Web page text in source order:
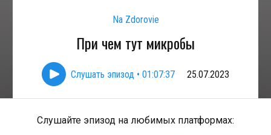
Na Zdorovie
При чем тут микробы
Слушать эпизод • 01:07:37 25.07.2023
Слушайте эпизод на любимых платформах: